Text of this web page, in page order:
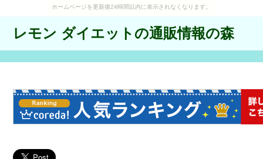
ホームページを更新後24時間以内に表示されなくなります。
レモン ダイエットの通販情報の森